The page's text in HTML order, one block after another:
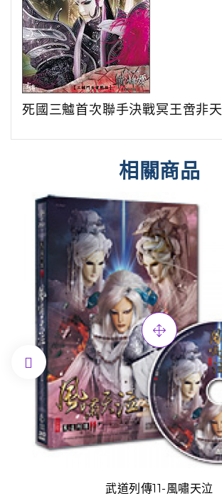
死國三魖首次聯手決戰冥王啻非天
相關商品
武道列傳11-風嘯天泣
